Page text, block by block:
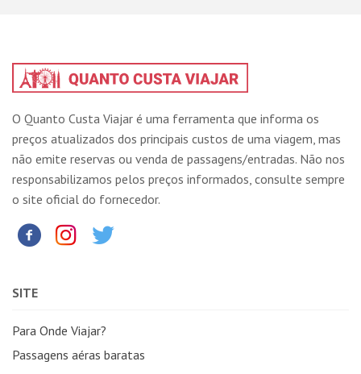
O Quanto Custa Viajar é uma ferramenta que informa os
preços atualizados dos principais custos de uma viagem, mas
não emite reservas ou venda de passagens/entradas. Não nos
responsabilizamos pelos preços informados, consulte sempre
o site oficial do fornecedor.
SITE
Para Onde Viajar?
Passagens aéras baratas